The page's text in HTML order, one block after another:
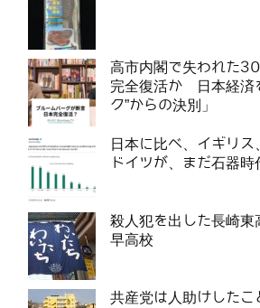
高市内閣で失われた30
完全復活か 日本経済
ク”からの決別」
日本に比べ、イギリ
ドイツが、まだ石器
殺人犯を出した長崎東
早高校
共産党は人助けしたこ